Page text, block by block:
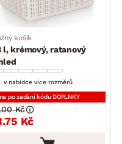
košík
l, krémový, ratanový
v nabídce více rozměrů
po zadání kódu DOPLNKY
Kč
Kč